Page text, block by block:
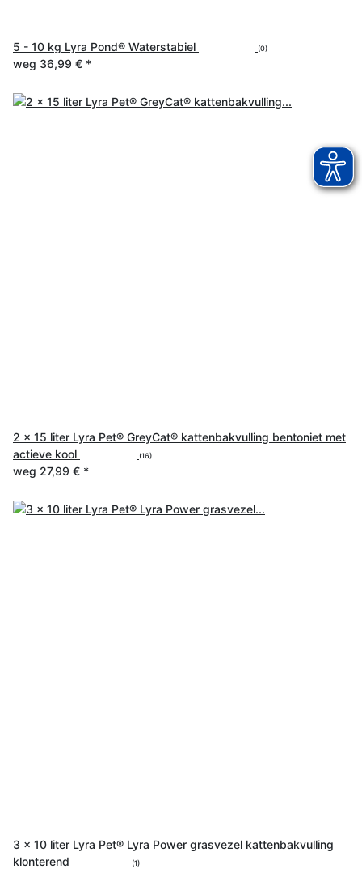
5 - 10 kg Lyra Pond® Waterstabiel (0)
weg 36,99 € *
2 x 15 liter Lyra Pet® GreyCat® kattenbakvulling bentoniet met
actieve kool
(16)
weg 27,99 € *
3 x 10 liter Lyra Pet® Lyra Power grasvezel kattenbakvulling
klonterend
(1)